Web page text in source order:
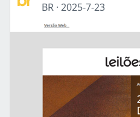
BR · 2025-7-23